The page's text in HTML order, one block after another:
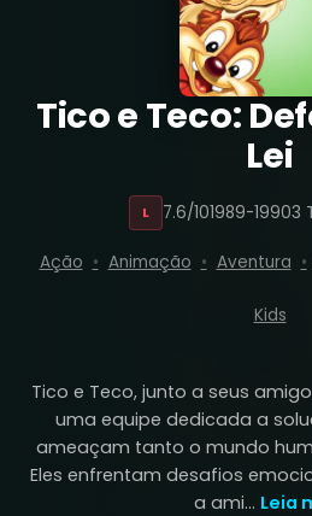
Tico e Teco:
Lei
L 7.6/101989-19903
Ação Animação Aventura
Kids
Tico e Teco, junto a seus
uma equipe dedicada a
ameaçam tanto o mundo
Eles enfrentam desafios
a ami... Leia